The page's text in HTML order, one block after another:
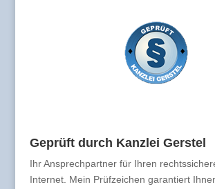
Geprüft durch Kanzlei Gerstel
Ihr Ansprechpartner für Ihren
Internet. Mein Prüfzeichen garantiert